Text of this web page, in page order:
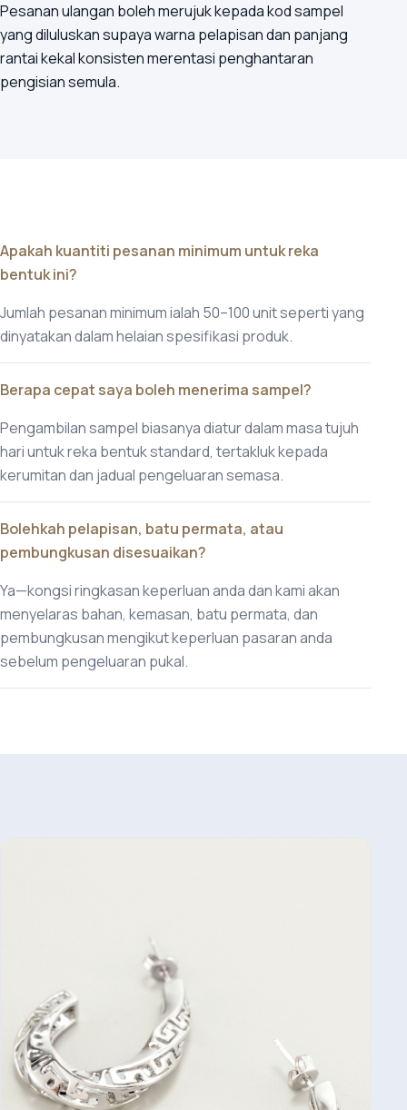
Pesanan ulangan boleh merujuk kepada kod sampel
yang diluluskan supaya warna pelapisan dan panjang
rantai kekal konsisten merentasi penghantaran
pengisian semula.
Apakah kuantiti pesanan minimum untuk reka
bentuk ini?
Jumlah pesanan minimum ialah 50–100 unit seperti yang
dinyatakan dalam helaian spesifikasi produk.
Berapa cepat saya boleh menerima sampel?
Pengambilan sampel biasanya diatur dalam masa tujuh
hari untuk reka bentuk standard, tertakluk kepada
kerumitan dan jadual pengeluaran semasa.
Bolehkah pelapisan, batu permata, atau
pembungkusan disesuaikan?
Ya—kongsi ringkasan keperluan anda dan kami akan
menyelaras bahan, kemasan, batu permata, dan
pembungkusan mengikut keperluan pasaran anda
sebelum pengeluaran pukal.